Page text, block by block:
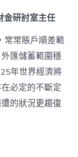
金研討室主任
常常賬戶順差範
匯儲蓄範圍穩
年世界經濟將
必定的不斷定
的狀況更趨復